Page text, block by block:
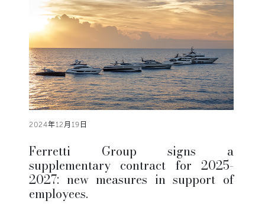
2024年12月19日
Ferretti Group signs a
supplementary contract for 2025-
2027: new measures in support of
employees.